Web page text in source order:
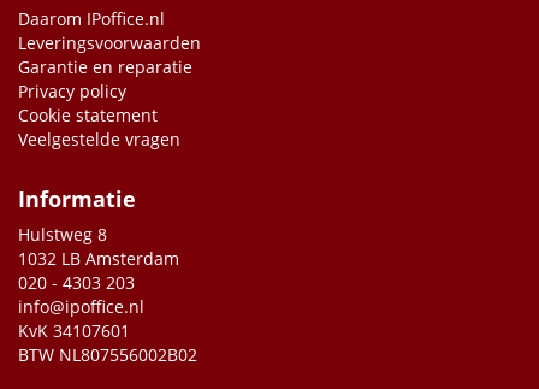
Daarom IPoffice.nl
Leveringsvoorwaarden
Garantie en reparatie
Privacy policy
Cookie statement
Veelgestelde vragen
Informatie
Hulstweg 8
1032 LB Amsterdam
020 - 4303 203
info@ipoffice.nl
KvK 34107601
BTW NL807556002B02